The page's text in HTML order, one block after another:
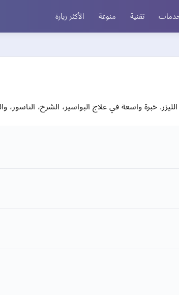
تقنية منوعة الأكثر زيارة
خبرة واسعة في علاج البواسير، الشرخ، الناسور،